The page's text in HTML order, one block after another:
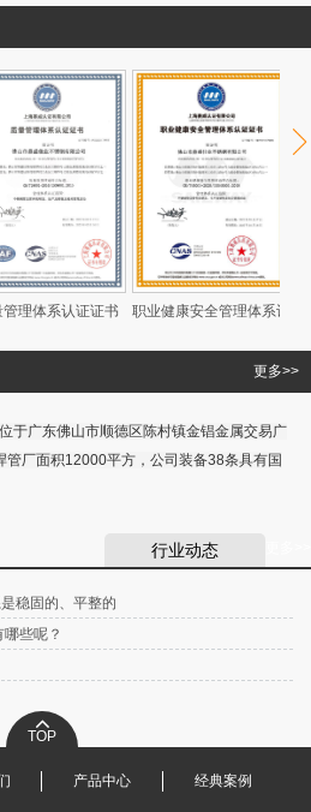
管理体系认证证书 职业健康安全管理体系认
证证书
更多>>
于广东佛山市顺德区陈村镇金锠金属交易广
厂面积12000平方，公司装备38条具有国
行业动态
稳固的、平整的
些呢？
TOP
产品中心 经典案例